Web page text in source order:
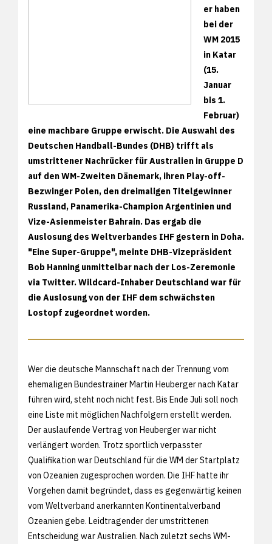
er haben
bei der
WM 2015
in Katar
(15.
Januar
bis 1.
Februar)
eine machbare Gruppe erwischt. Die Auswahl des
Deutschen Handball-Bundes (DHB) trifft als
umstrittener Nachrücker für Australien in Gruppe D
auf den WM-Zweiten Dänemark, ihren Play-off-
Bezwinger Polen, den dreimaligen Titelgewinner
Russland, Panamerika-Champion Argentinien und
Vize-Asienmeister Bahrain. Das ergab die
Auslosung des Weltverbandes IHF gestern in Doha.
"Eine Super-Gruppe", meinte DHB-Vizepräsident
Bob Hanning unmittelbar nach der Los-Zeremonie
via Twitter. Wildcard-Inhaber Deutschland war für
die Auslosung von der IHF dem schwächsten
Lostopf zugeordnet worden.
Wer die deutsche Mannschaft nach der Trennung vom
ehemaligen Bundestrainer Martin Heuberger nach Katar
führen wird, steht noch nicht fest. Bis Ende Juli soll noch
eine Liste mit möglichen Nachfolgern erstellt werden.
Der auslaufende Vertrag von Heuberger war nicht
verlängert worden. Trotz sportlich verpasster
Qualifikation war Deutschland für die WM der Startplatz
von Ozeanien zugesprochen worden. Die IHF hatte ihr
Vorgehen damit begründet, dass es gegenwärtig keinen
vom Weltverband anerkannten Kontinentalverband
Ozeanien gebe. Leidtragender der umstrittenen
Entscheidung war Australien. Nach zuletzt sechs WM-